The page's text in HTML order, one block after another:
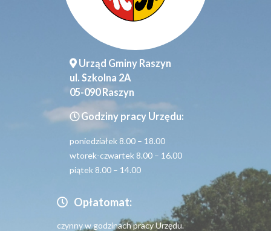
Urząd Gminy Raszyn
ul. Szkolna 2A
05-090 Raszyn
Godziny pracy Urzędu:
poniedziałek 8.00 – 18.00
wtorek-czwartek 8.00 – 16.00
piątek 8.00 – 14.00
Opłatomat:
czynny w godzinach pracy Urzędu.